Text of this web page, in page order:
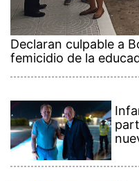
Declaran culpable a
femicidio de la